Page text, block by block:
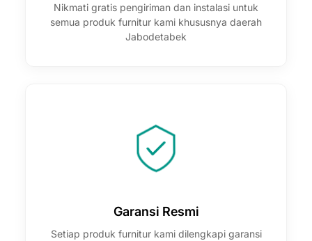
Nikmati gratis pengiriman dan instalasi untuk
semua produk furnitur kami khususnya daerah
Jabodetabek
Garansi Resmi
Setiap produk furnitur kami dilengkapi garansi